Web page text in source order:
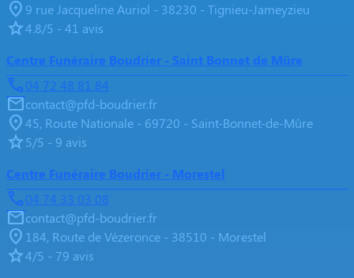
9 rue Jacqueline Auriol - 38230 - Tignieu-Jameyzieu
4.8/5 - 41 avis
Centre Funéraire Boudrier - Saint Bonnet de Mûre
04 72 48 81 84
contact@pfd-boudrier.fr
45, Route Nationale - 69720 - Saint-Bonnet-de-Mûre
5/5 - 9 avis
Centre Funéraire Boudrier - Morestel
04 74 33 03 08
contact@pfd-boudrier.fr
184, Route de Vézeronce - 38510 - Morestel
4/5 - 79 avis